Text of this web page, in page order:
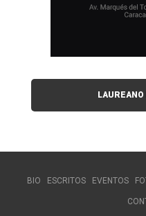
BIO ESCRITOS EVENTOS